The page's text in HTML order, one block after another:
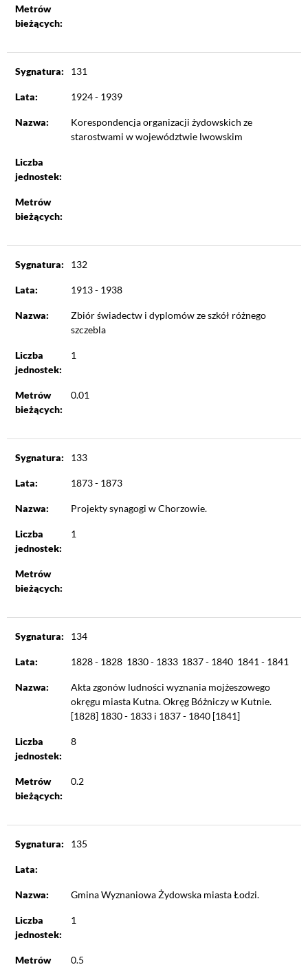
Metrów
bieżących:
Sygnatura: 131
Lata: 1924 - 1939
Nazwa:
Korespondencja organizacji żydowskich ze
starostwami w województwie lwowskim
Liczba
jednostek:
Metrów
bieżących:
Sygnatura: 132
Lata: 1913 - 1938
Nazwa:
Zbiór świadectw i dyplomów ze szkół różnego
szczebla
Liczba
jednostek:
1
Metrów
bieżących:
0.01
Sygnatura: 133
Lata: 1873 - 1873
Nazwa: Projekty synagogi w Chorzowie.
Liczba
jednostek:
1
Metrów
bieżących:
Sygnatura: 134
Lata: 1828 - 1828 1830 - 1833 1837 - 1840 1841 - 1841
Nazwa:
Akta zgonów ludności wyznania mojżeszowego
okręgu miasta Kutna. Okręg Bóżniczy w Kutnie.
[1828] 1830 - 1833 i 1837 - 1840 [1841]
Liczba
jednostek:
8
Metrów
bieżących:
0.2
Sygnatura: 135
Lata:
Nazwa: Gmina Wyznaniowa Żydowska miasta Łodzi.
Liczba
jednostek:
1
Metrów
0.5